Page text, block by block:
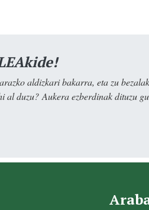
aldizkari bakarra, eta zu
al duzu? Aukera ezberdinak dituzu